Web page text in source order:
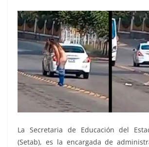
La Secretaria de Educación del
(Setab), es la encargada de